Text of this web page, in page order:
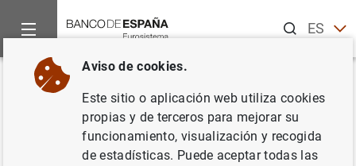
ESEN
Inicio Publicaciones
Volver
Tracking weekly state-level
economic conditions
Aviso de cookies.
Este sitio o aplicación web utiliza cookies
propias y de terceros para mejorar su
funcionamiento, visualización y recogida
de estadísticas. Puede aceptar todas las